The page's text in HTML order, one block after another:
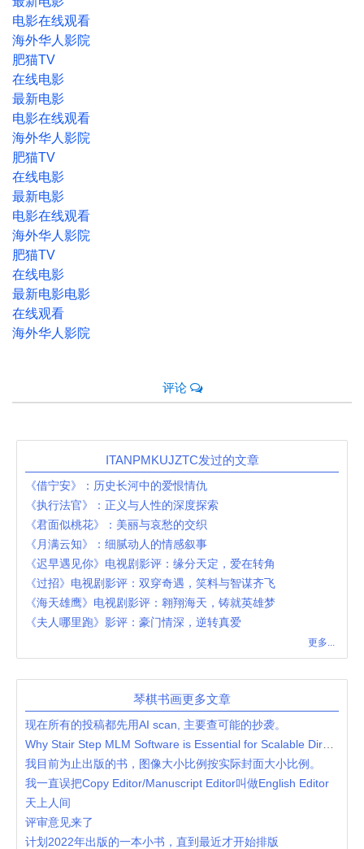
电影在线观看
海外华人影院
肥猫TV
在线电影
最新电影
电影在线观看
海外华人影院
肥猫TV
在线电影
最新电影
电影在线观看
海外华人影院
肥猫TV
在线电影
最新电影电影
在线观看
海外华人影院
评论
ITANPMKUJZTC发过的文章
《借宁安》：历史长河中的爱恨情仇
《执行法官》：正义与人性的深度探索
《君面似桃花》：美丽与哀愁的交织
《月满云知》：细腻动人的情感叙事
《迟早遇见你》电视剧影评：缘分天定，爱在转角
《过招》电视剧影评：双穿奇遇，笑料与智谋齐飞
《海天雄鹰》电视剧影评：翱翔海天，铸就英雄梦
《夫人哪里跑》影评：豪门情深，逆转真爱
更多...
琴棋书画更多文章
现在所有的投稿都先用AI scan, 主要查可能的抄袭。
我目前为止出版的书，图像大小比例按实际封面大小比例。
我一直误把Copy Editor/Manuscript Editor叫做English Editor
天上人间
评审意见来了
计划2022年出版的一本小书，直到最近才开始排版